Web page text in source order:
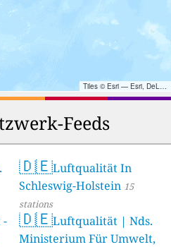
Tiles © Esri — Esri, DeLorme, NAVTEQ, TomTom, Intermap, iPC, USGS, FAO, NPS, NRCAN, GeoBase, Kadaster NL, Ordnance Survey, Esri Japan, METI, Esri China (Hong Kong), and the GIS User Community
Feeds
-
🇩🇪Luftqualität In
Schleswig-Holstein 15
stations
🇩🇪Luftqualität | Nds.
Ministerium Für Umwelt,